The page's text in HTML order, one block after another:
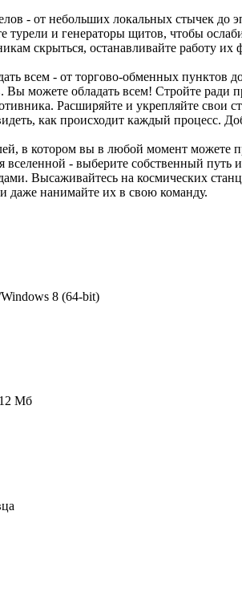
- от небольших локальных стычек до
и генераторы щитов, чтобы
скрыться, останавливайте работу их
всем - от торгово-обменных пунктов
Вы можете обладать всем! Стройте ради
Расширяйте и укрепляйте свои
как происходит каждый процесс.
в котором вы в любой момент можете
- выберите собственный путь
Высаживайтесь на космических
даже нанимайте их в свою команду.
8 (64-bit)
Мб